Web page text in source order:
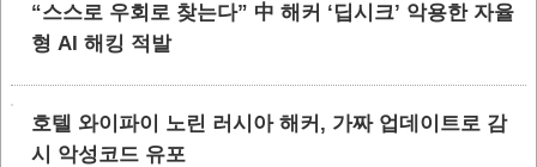
“스스로 우회로 찾는다” 中 해커 ‘딥시크’ 악용한 자율
형 AI 해킹 적발
호텔 와이파이 노린 러시아 해커, 가짜 업데이트로 감
시 악성코드 유포